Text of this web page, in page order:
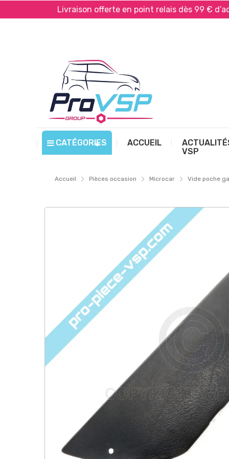
Livraison offerte en point relais dès 99 € d’achat*
CATÉGORIES ACCUEIL
VSP
Accueil Pièces occasion Microcar Vide poche